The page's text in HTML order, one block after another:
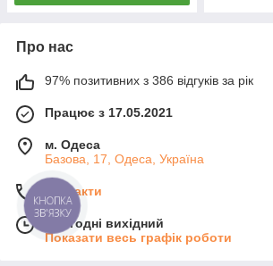
Про нас
97% позитивних з 386 відгуків за рік
Працює з 17.05.2021
м. Одеса
Базова, 17, Одеса, Україна
Контакти
Сьогодні вихідний
Показати весь графік роботи
КНОПКА
ЗВ'ЯЗКУ